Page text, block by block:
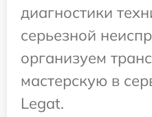
диагностики
серьезной
организуем
мастерскую в
Legat.